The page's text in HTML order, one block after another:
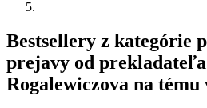
Bestsellery z kategórie
prejavy od
Rogalewiczova na tému